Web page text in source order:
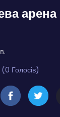
Голосів)